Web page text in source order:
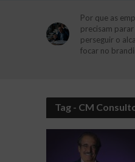
Por que as
precisam
perseguir o
focar no
Tag - CM